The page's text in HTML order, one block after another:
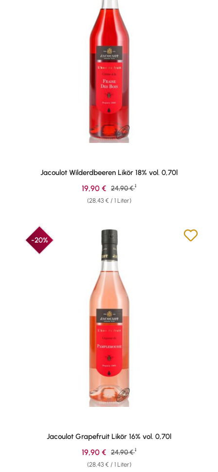
Jacoulot Wilderdbeeren Likör 18% vol. 0,70l
(28,43 € / 1 Liter)
Verkaufspreis:
19,90 € Regulärer Preis:
24,90 € 1
-20%
Jacoulot Grapefruit Likör 16% vol. 0,70l
(28,43 € / 1 Liter)
Verkaufspreis:
19,90 € Regulärer Preis:
24,90 € 1